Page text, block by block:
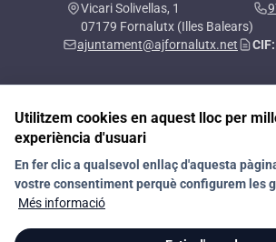
Vicari Solivellas, 1
07179 Fornalutx (Illes Balears)
ajuntament@ajfornalutx.net CIF:
Segueix-nos a les xarxes socials
Política de privacitat
Avís legal
Política de galetes (Cookies)
Utilitzem cookies en aquest lloc per
experiència d'usuari
En fer clic a qualsevol enllaç d'aquesta
vostre consentiment perquè configurem les
Més informació